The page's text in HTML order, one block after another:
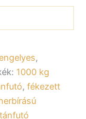
,
1000 kg
, fékezett